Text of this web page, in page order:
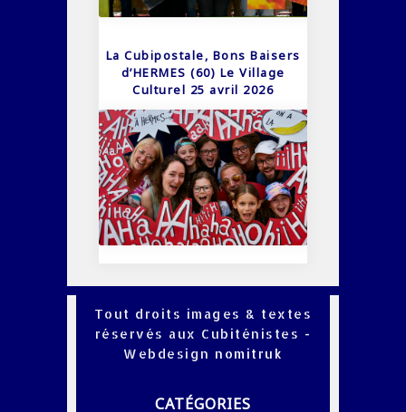
La Cubipostale, Bons Baisers
d’HERMES (60) Le Village
Culturel 25 avril 2026
Tout droits images & textes
réservés aux Cubiténistes -
Webdesign nomitruk
CATÉGORIES